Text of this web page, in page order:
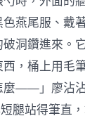
燕尾服、戴
洞鑽進來。
，桶上用毛
麼——」廖沾
腿站得筆直